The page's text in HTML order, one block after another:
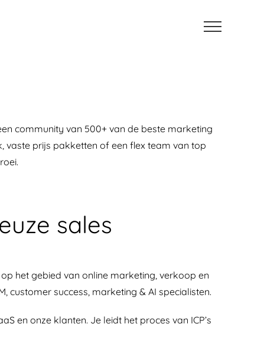
community van 500+ van de beste marketing
vaste prijs pakketten of een flex team van top
sales
het gebied van online marketing, verkoop en
customer success, marketing & AI specialisten.
en onze klanten. Je leidt het proces van ICP’s